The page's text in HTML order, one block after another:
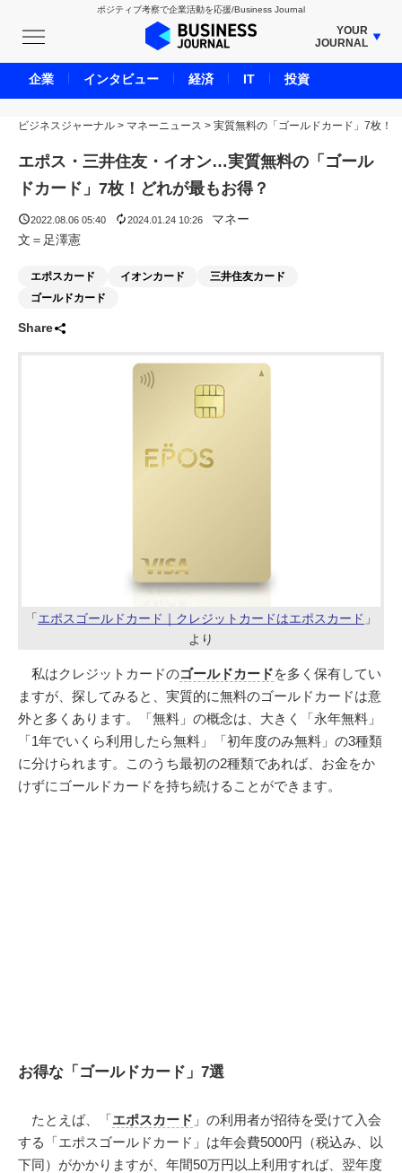
ポジティブ考察で企業活動を応援/Business Journal
YOUR
JOURNAL
BUSINESS JOURNAL
UNICORN JOURNAL
CARBON CREDITS JOURNAL
IVS JOURNAL
ENERGY MANAGEMENT JOURNAL
ADOPTABLE DOG JOURNAL
ビジネスジャーナル > マネーニュース > 実質無料の「ゴールドカード」7枚！
エポス・三井住友・イオン…実質無料の「ゴール
ドカード」7枚！どれが最もお得？
2022.08.06 05:40 2024.01.24 10:26
マネー
文＝足澤憲
エポスカード イオンカード
三井住友カード
ゴールドカード
Share
「エポスゴールドカード｜クレジットカードはエポスカード 」
より
私はクレジットカードのゴールドカードを多く保有してい
ますが、探してみると、実質的に無料のゴールドカードは意
外と多くあります。「無料」の概念は、大きく「永年無料」
「1年でいくら利用したら無料」「初年度のみ無料」の3種類
に分けられます。このうち最初の2種類であれば、お金をか
けずにゴールドカードを持ち続けることができます。
お得な「ゴールドカード」7選
たとえば、「エポスカード 」の利用者が招待を受けて入会
する「エポスゴールドカード」は年会費5000円（税込み、以
下同）がかかりますが、年間50万円以上利用すれば、翌年度
企業 インタビュー 経済 IT 投資